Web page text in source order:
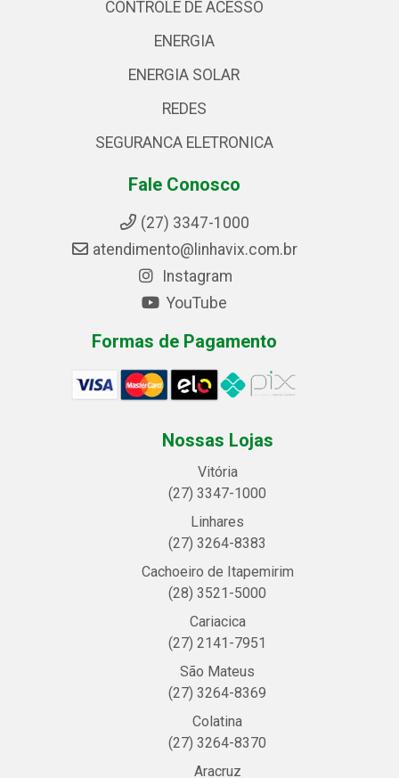
CONTROLE DE ACESSO
ENERGIA
ENERGIA SOLAR
REDES
SEGURANCA ELETRONICA
Fale Conosco
(27) 3347-1000
atendimento@linhavix.com.br
Instagram
YouTube
Formas de Pagamento
Nossas Lojas
Vitória
(27) 3347-1000
Linhares
(27) 3264-8383
Cachoeiro de Itapemirim
(28) 3521-5000
Cariacica
(27) 2141-7951
São Mateus
(27) 3264-8369
Colatina
(27) 3264-8370
Aracruz